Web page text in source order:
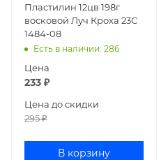
Пластилин 12цв 198г
восковой Луч Кроха 23С
1484-08
Есть в наличии: 286
Цена
233 ₽
Цена до скидки
295₽
В корзину